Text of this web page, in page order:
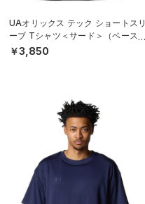
UAオリックス テック ショートスリ
ーブ Tシャツ＜サード＞（ベースボ
ール/UNISEX）
￥3,850